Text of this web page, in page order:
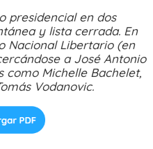
presidencial en dos
y lista cerrada. En
Nacional Libertario (en
a José Antonio
como Michelle Bachelet,
Vodanovic.